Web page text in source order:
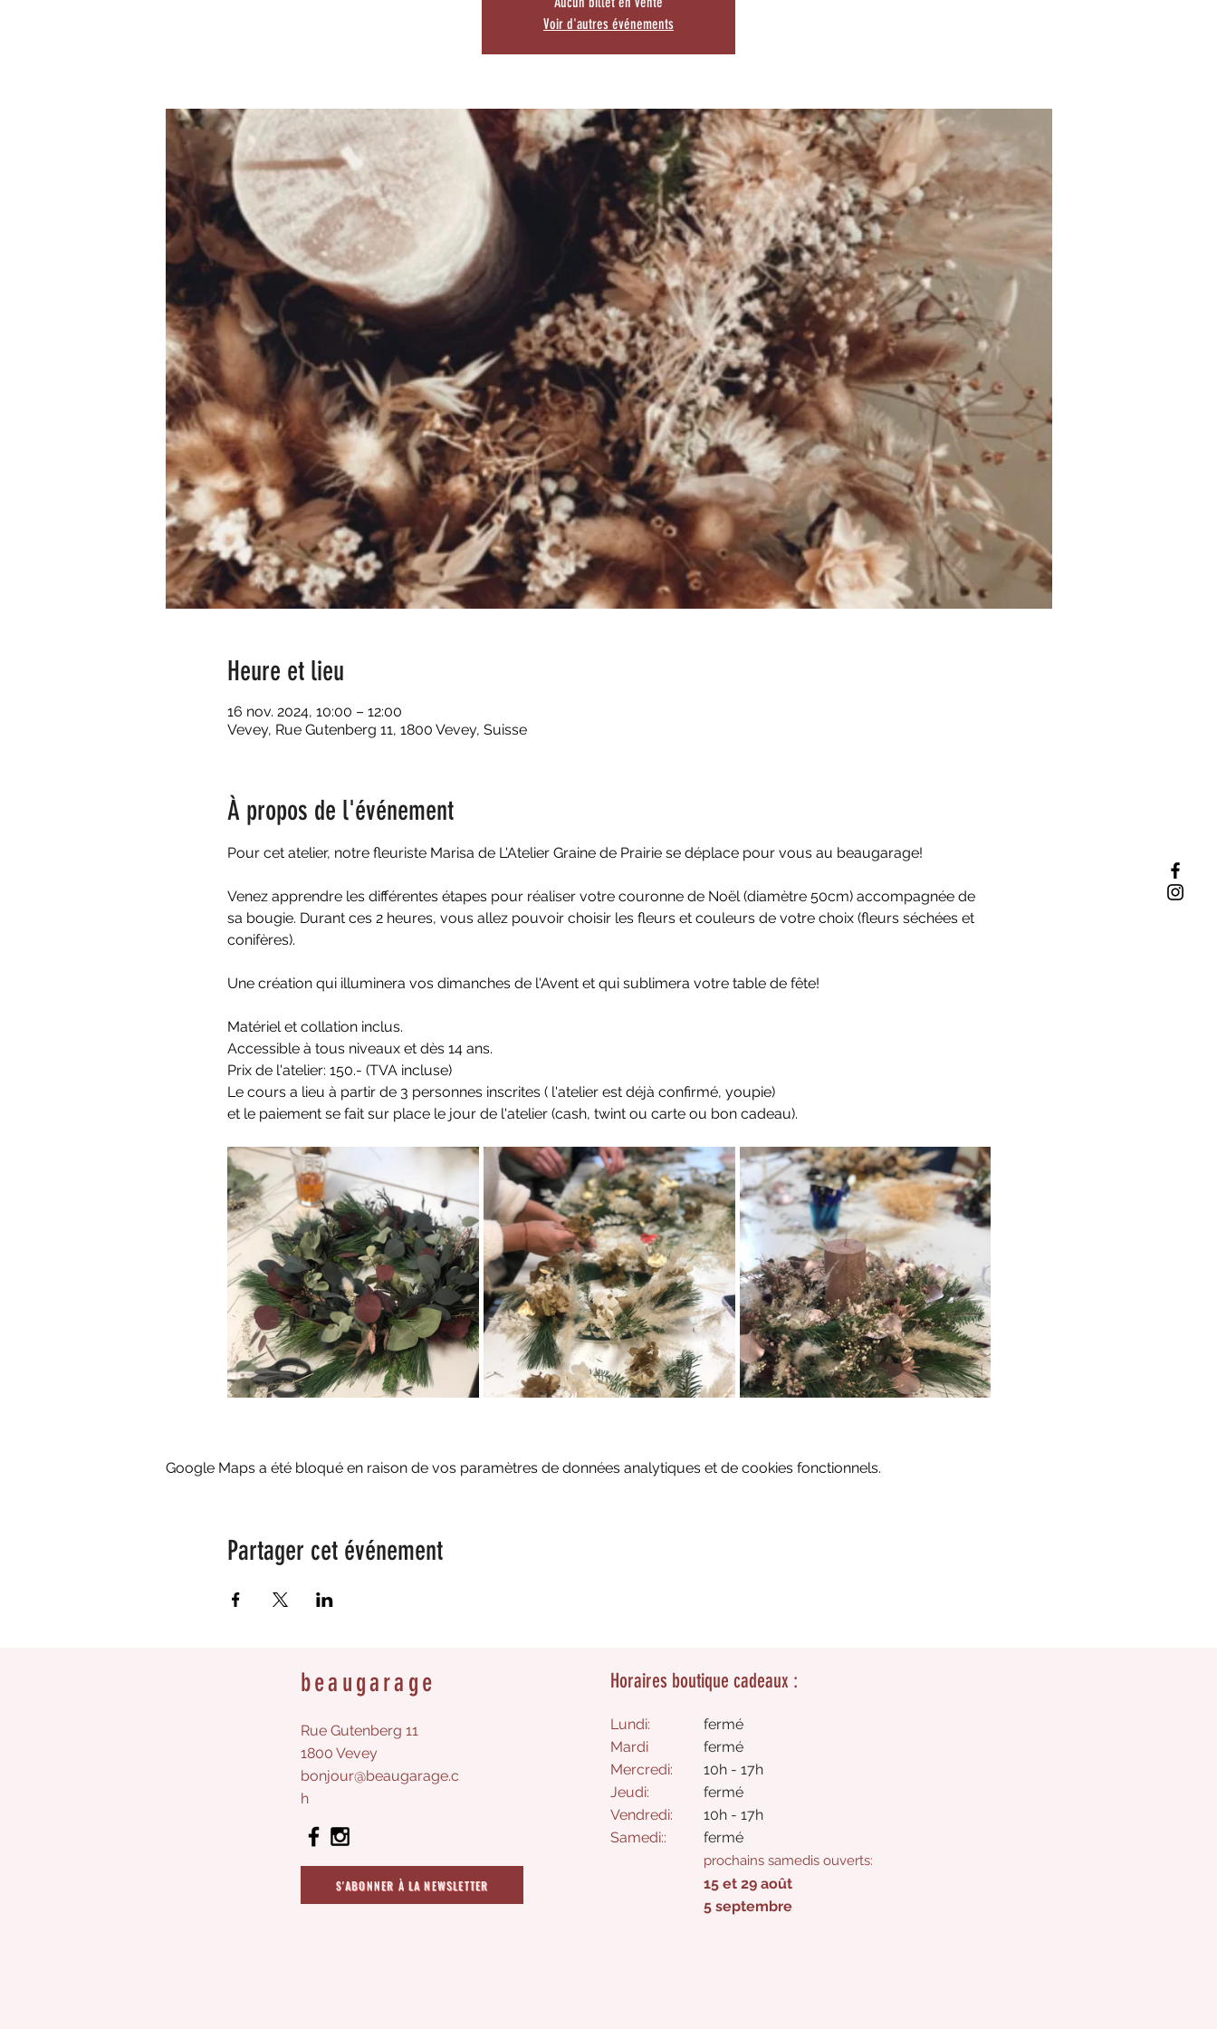
Voir d'autres événements
Heure et lieu
16 nov. 2024, 10:00 – 12:00
Vevey, Rue Gutenberg 11, 1800 Vevey, Suisse
À propos de l'événement
Pour cet atelier, notre fleuriste Marisa de L'Atelier Graine de Prairie se déplace pour vous au beaugarage!
Venez apprendre les différentes étapes pour réaliser votre couronne de Noël (diamètre 50cm) accompagnée de
sa bougie. Durant ces 2 heures, vous allez pouvoir choisir les fleurs et couleurs de votre choix (fleurs séchées et
conifères).
Une création qui illuminera vos dimanches de l'Avent et qui sublimera votre table de fête!
Matériel et collation inclus.
Accessible à tous niveaux et dès 14 ans.
Prix de l'atelier: 150.- (TVA incluse)
Le cours a lieu à partir de 3 personnes inscrites ( l'atelier est déjà confirmé, youpie)
et le paiement se fait sur place le jour de l'atelier (cash, twint ou carte ou bon cadeau).
Google Maps a été bloqué en raison de vos paramètres de données analytiques et de cookies fonctionnels.
Partager cet événement
beaugarage
Rue Gutenberg 11
1800 Vevey
bonjour@beaugarage.c
h
S'ABONNER À LA NEWSLETTER
Horaires boutique cadeaux :
Lundi:
Mardi
Mercredi:
Jeudi:
Vendredi:
Samedi::
fermé
fermé
10h - 17h
fermé​
10h - 17h
​fermé
prochains samedis ouverts:
15 et 29 août
5 septembre